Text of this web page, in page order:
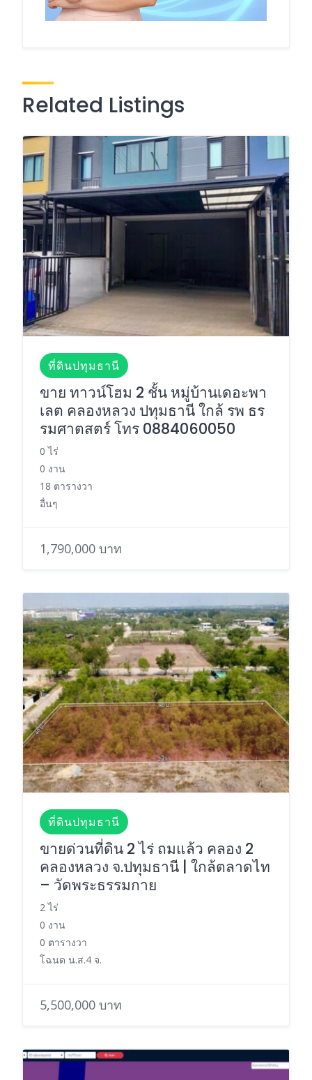
Related Listings
ที่ดินปทุมธานี
ขาย ทาวน์โฮม 2 ชั้น หมู่บ้านเดอะพา
เลต คลองหลวง ปทุมธานี ใกล้ รพ ธร
รมศาตสตร์ โทร 0884060050
0 ไร่
0 งาน
18 ตารางวา
อื่นๆ
1,790,000 บาท
ที่ดินปทุมธานี
ขายด่วนที่ดิน 2 ไร่ ถมแล้ว คลอง 2
คลองหลวง จ.ปทุมธานี | ใกล้ตลาดไท
– วัดพระธรรมกาย
2 ไร่
0 งาน
0 ตารางวา
โฉนด น.ส.4 จ.
5,500,000 บาท